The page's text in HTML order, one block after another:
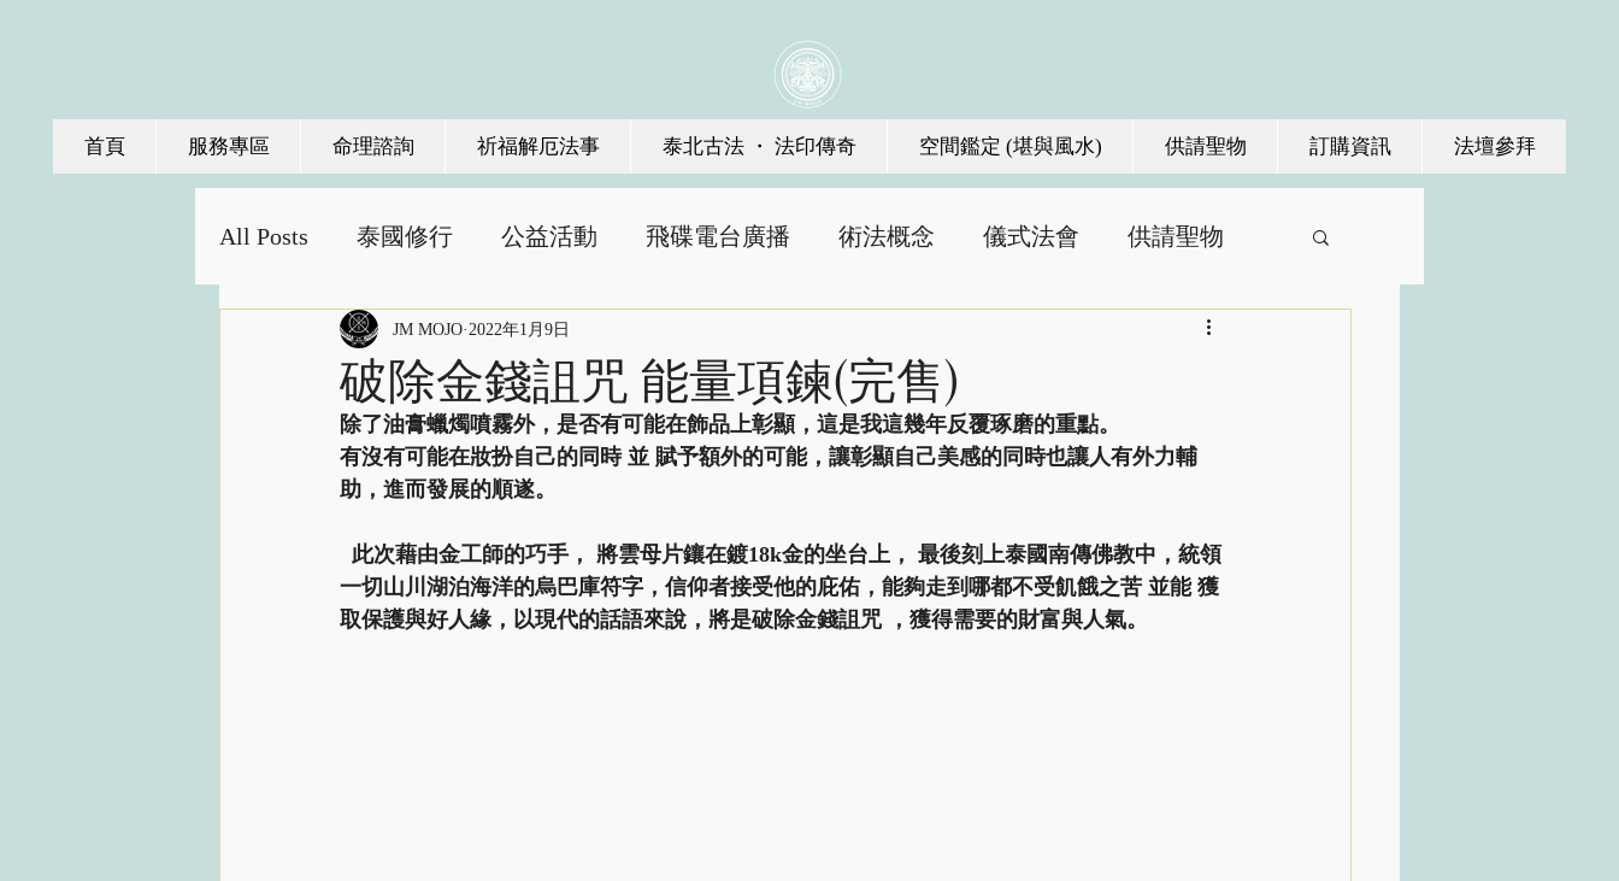
首頁 服務專區 命理諮詢 祈福解厄法事 泰北古法 ・ 法印傳奇 空間鑑定 (堪與風水) 供請聖物 訂購資訊 法壇參拜
All Posts 泰國修行 公益活動 飛碟電台廣播 術法概念 儀式法會 供請聖物
破除金錢詛咒 能量項鍊(完售)
JM MOJO 2022年1月9日
除了油膏蠟燭噴霧外，是否有可能在飾品上彰顯，這是我這幾年反覆琢磨的重點。
有沒有可能在妝扮自己的同時 並 賦予額外的可能，讓彰顯自己美感的同時也讓人有外力輔
助，進而發展的順遂。
一切山川湖泊海洋的烏巴庫符字，信仰者接受他的庇佑，能夠走到哪都不受飢餓之苦 並能 獲
取保護與好人緣，以現代的話語來說，將是破除金錢詛咒 ，獲得需要的財富與人氣。